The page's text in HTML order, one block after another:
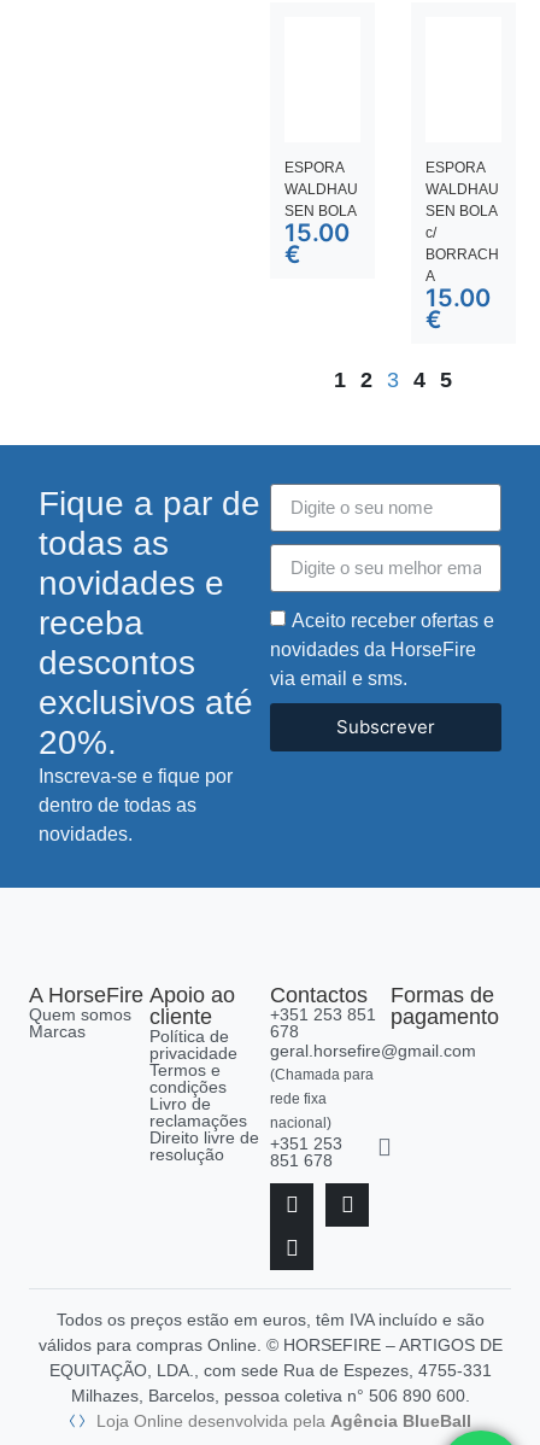
ESPORA
WALDHAU
SEN BOLA
15.00
€
ESPORA
WALDHAU
SEN BOLA
c/
BORRACH
A
15.00
€
1 2 3 4 5
Fique a par de
todas as
novidades e
receba
descontos
exclusivos até
20%.
Inscreva-se e fique por
dentro de todas as
novidades.
Aceito receber ofertas e
novidades da HorseFire
via email e sms.
Subscrever
A HorseFire
Quem somos
Marcas
Apoio ao
cliente
Política de
privacidade
Termos e
condições
Livro de
reclamações
Direito livre de
resolução
Contactos
+351 253 851
678
geral.horsefire@gmail.com
(Chamada para
rede fixa
nacional)
+351 253
851 678
Formas de
pagamento
Todos os preços estão em euros, têm IVA incluído e são
válidos para compras Online. © HORSEFIRE – ARTIGOS DE
EQUITAÇÃO, LDA., com sede Rua de Espezes, 4755-331
Milhazes, Barcelos, pessoa coletiva n° 506 890 600.
Loja Online desenvolvida pela Agência BlueBall